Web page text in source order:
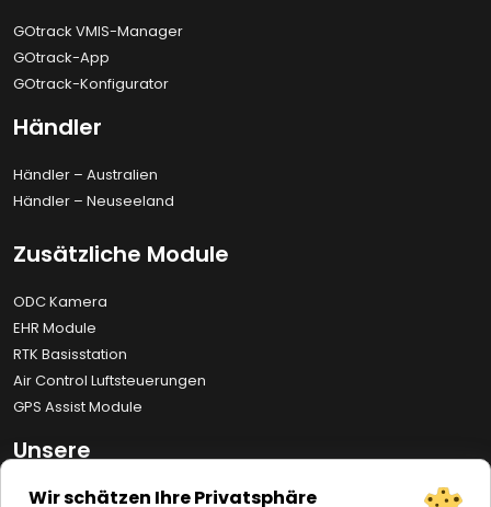
Wir schätzen Ihre Privatsphäre
GOtrack VMIS-Manager
GOtrack-App
GOtrack-Konfigurator
Händler
Händler – Australien
Händler – Neuseeland
Zusätzliche Module
ODC Kamera
EHR Module
RTK Basisstation
Air Control Luftsteuerungen
GPS Assist Module
Unsere